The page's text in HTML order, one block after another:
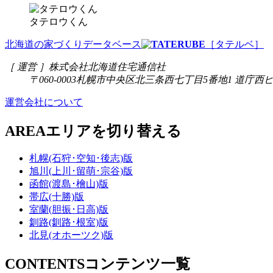
タテロウくん
北海道の家づくりデータベース ［タテルベ］
［ 運営 ］ 株式会社北海道住宅通信社
〒060-0003札幌市中央区北三条西七丁目5番地1 道庁西
運営会社について
AREAエリアを切り替える
札幌(石狩･空知･後志)版
旭川(上川･留萌･宗谷)版
函館(渡島･檜山)版
帯広(十勝)版
室蘭(胆振･日高)版
釧路(釧路･根室)版
北見(オホーツク)版
CONTENTSコンテンツ一覧